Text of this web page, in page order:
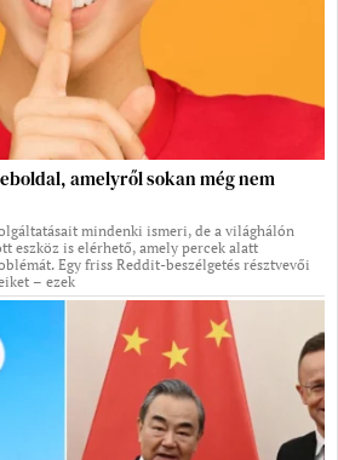
amelyről sokan még nem
mindenki ismeri, de a világhálón
eszköz is elérhető, amely percek alatt
Egy friss Reddit-beszélgetés résztvevői
– ezek